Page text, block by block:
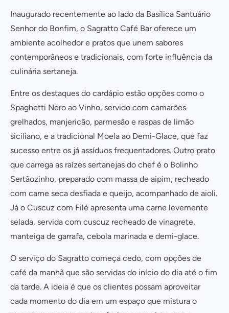
Inaugurado recentemente ao lado da Basílica Santuário
Senhor do Bonfim, o Sagratto Café Bar oferece um
ambiente acolhedor e pratos que unem sabores
contemporâneos e tradicionais, com forte influência da
culinária sertaneja.
Entre os destaques do cardápio estão opções como o
Spaghetti Nero ao Vinho, servido com camarões
grelhados, manjericão, parmesão e raspas de limão
siciliano, e a tradicional Moela ao Demi-Glace, que faz
sucesso entre os já assíduos frequentadores. Outro prato
que carrega as raízes sertanejas do chef é o Bolinho
Sertãozinho, preparado com massa de aipim, recheado
com carne seca desfiada e queijo, acompanhado de aioli.
Já o Cuscuz com Filé apresenta uma carne levemente
selada, servida com cuscuz recheado de vinagrete,
manteiga de garrafa, cebola marinada e demi-glace.
O serviço do Sagratto começa cedo, com opções de
café da manhã que são servidas do início do dia até o fim
da tarde. A ideia é que os clientes possam aproveitar
cada momento do dia em um espaço que mistura o